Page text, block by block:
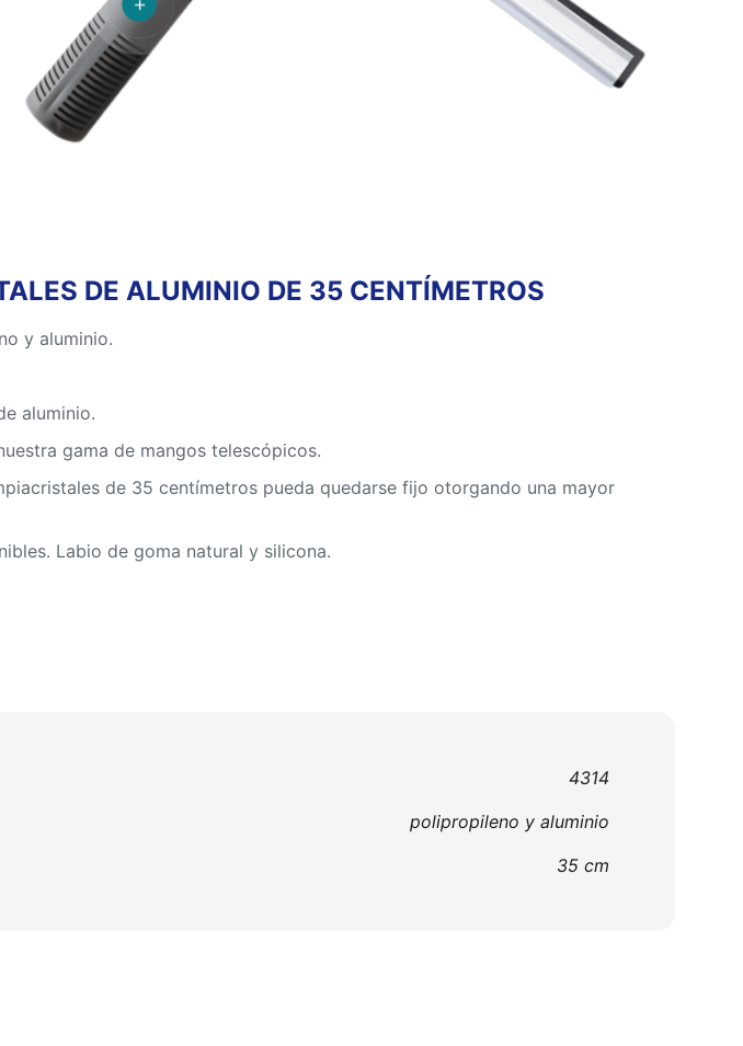
DE ALUMINIO DE 35 CENTÍMETROS
y aluminio.
aluminio.
gama de mangos telescópicos.
de 35 centímetros pueda quedarse fijo otorgando una mayor
Labio de goma natural y silicona.
4314
polipropileno y aluminio
35 cm